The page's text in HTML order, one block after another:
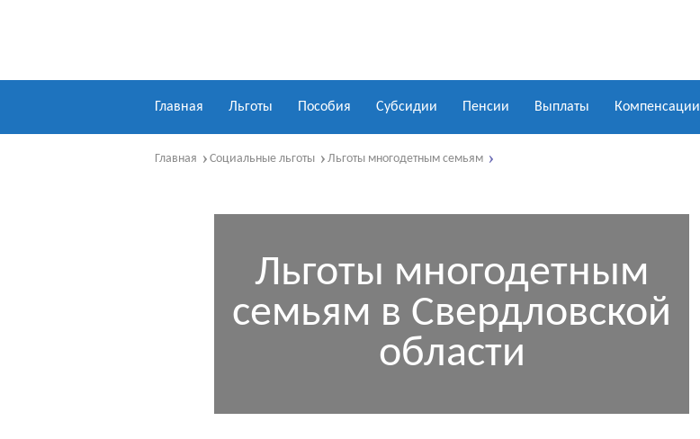
Главная Льготы Пособия Субсидии Пенсии Выплаты Компенсации
Главная Социальные льготы Льготы многодетным семьям
Льготы многодетным
семьям в Свердловской
области